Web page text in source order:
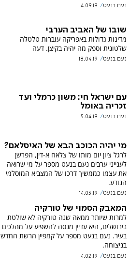
נעם בנעט 4.09.19
שובו של האביב הערבי
מדינות גדולות באפריקה עוברות טלטלה
שלטונית וספק מה יהיה בקיצן. דעה
נעם בנעט 18.04.19
עם ישראל חי: משון כרמלי ועד
זכריה באומל
נעם בנעט 5.04.19
מי יהיה הכוכב הבא של האיסלאם?
לרגל ציון יום מותו של צלאח א-דין, הפרשן
לענייני ערבים נעם בנעט מספר על מי שרואה
את עצמו כממשיך דרכו של המצביא המוסלמי
הנודע.
נעם בנעט 14.03.19
המאבק הסמוי של טורקיה
למרות שיותר ממאה שנה טורקיה לא שולטת
בירושלים, היא עדיין מנסה להשפיע על מהלכים
בעיר. נעם בנעט מספר על קמפיין הרשת החדש
בניצוחה.
נעם בנעט 4.02.19